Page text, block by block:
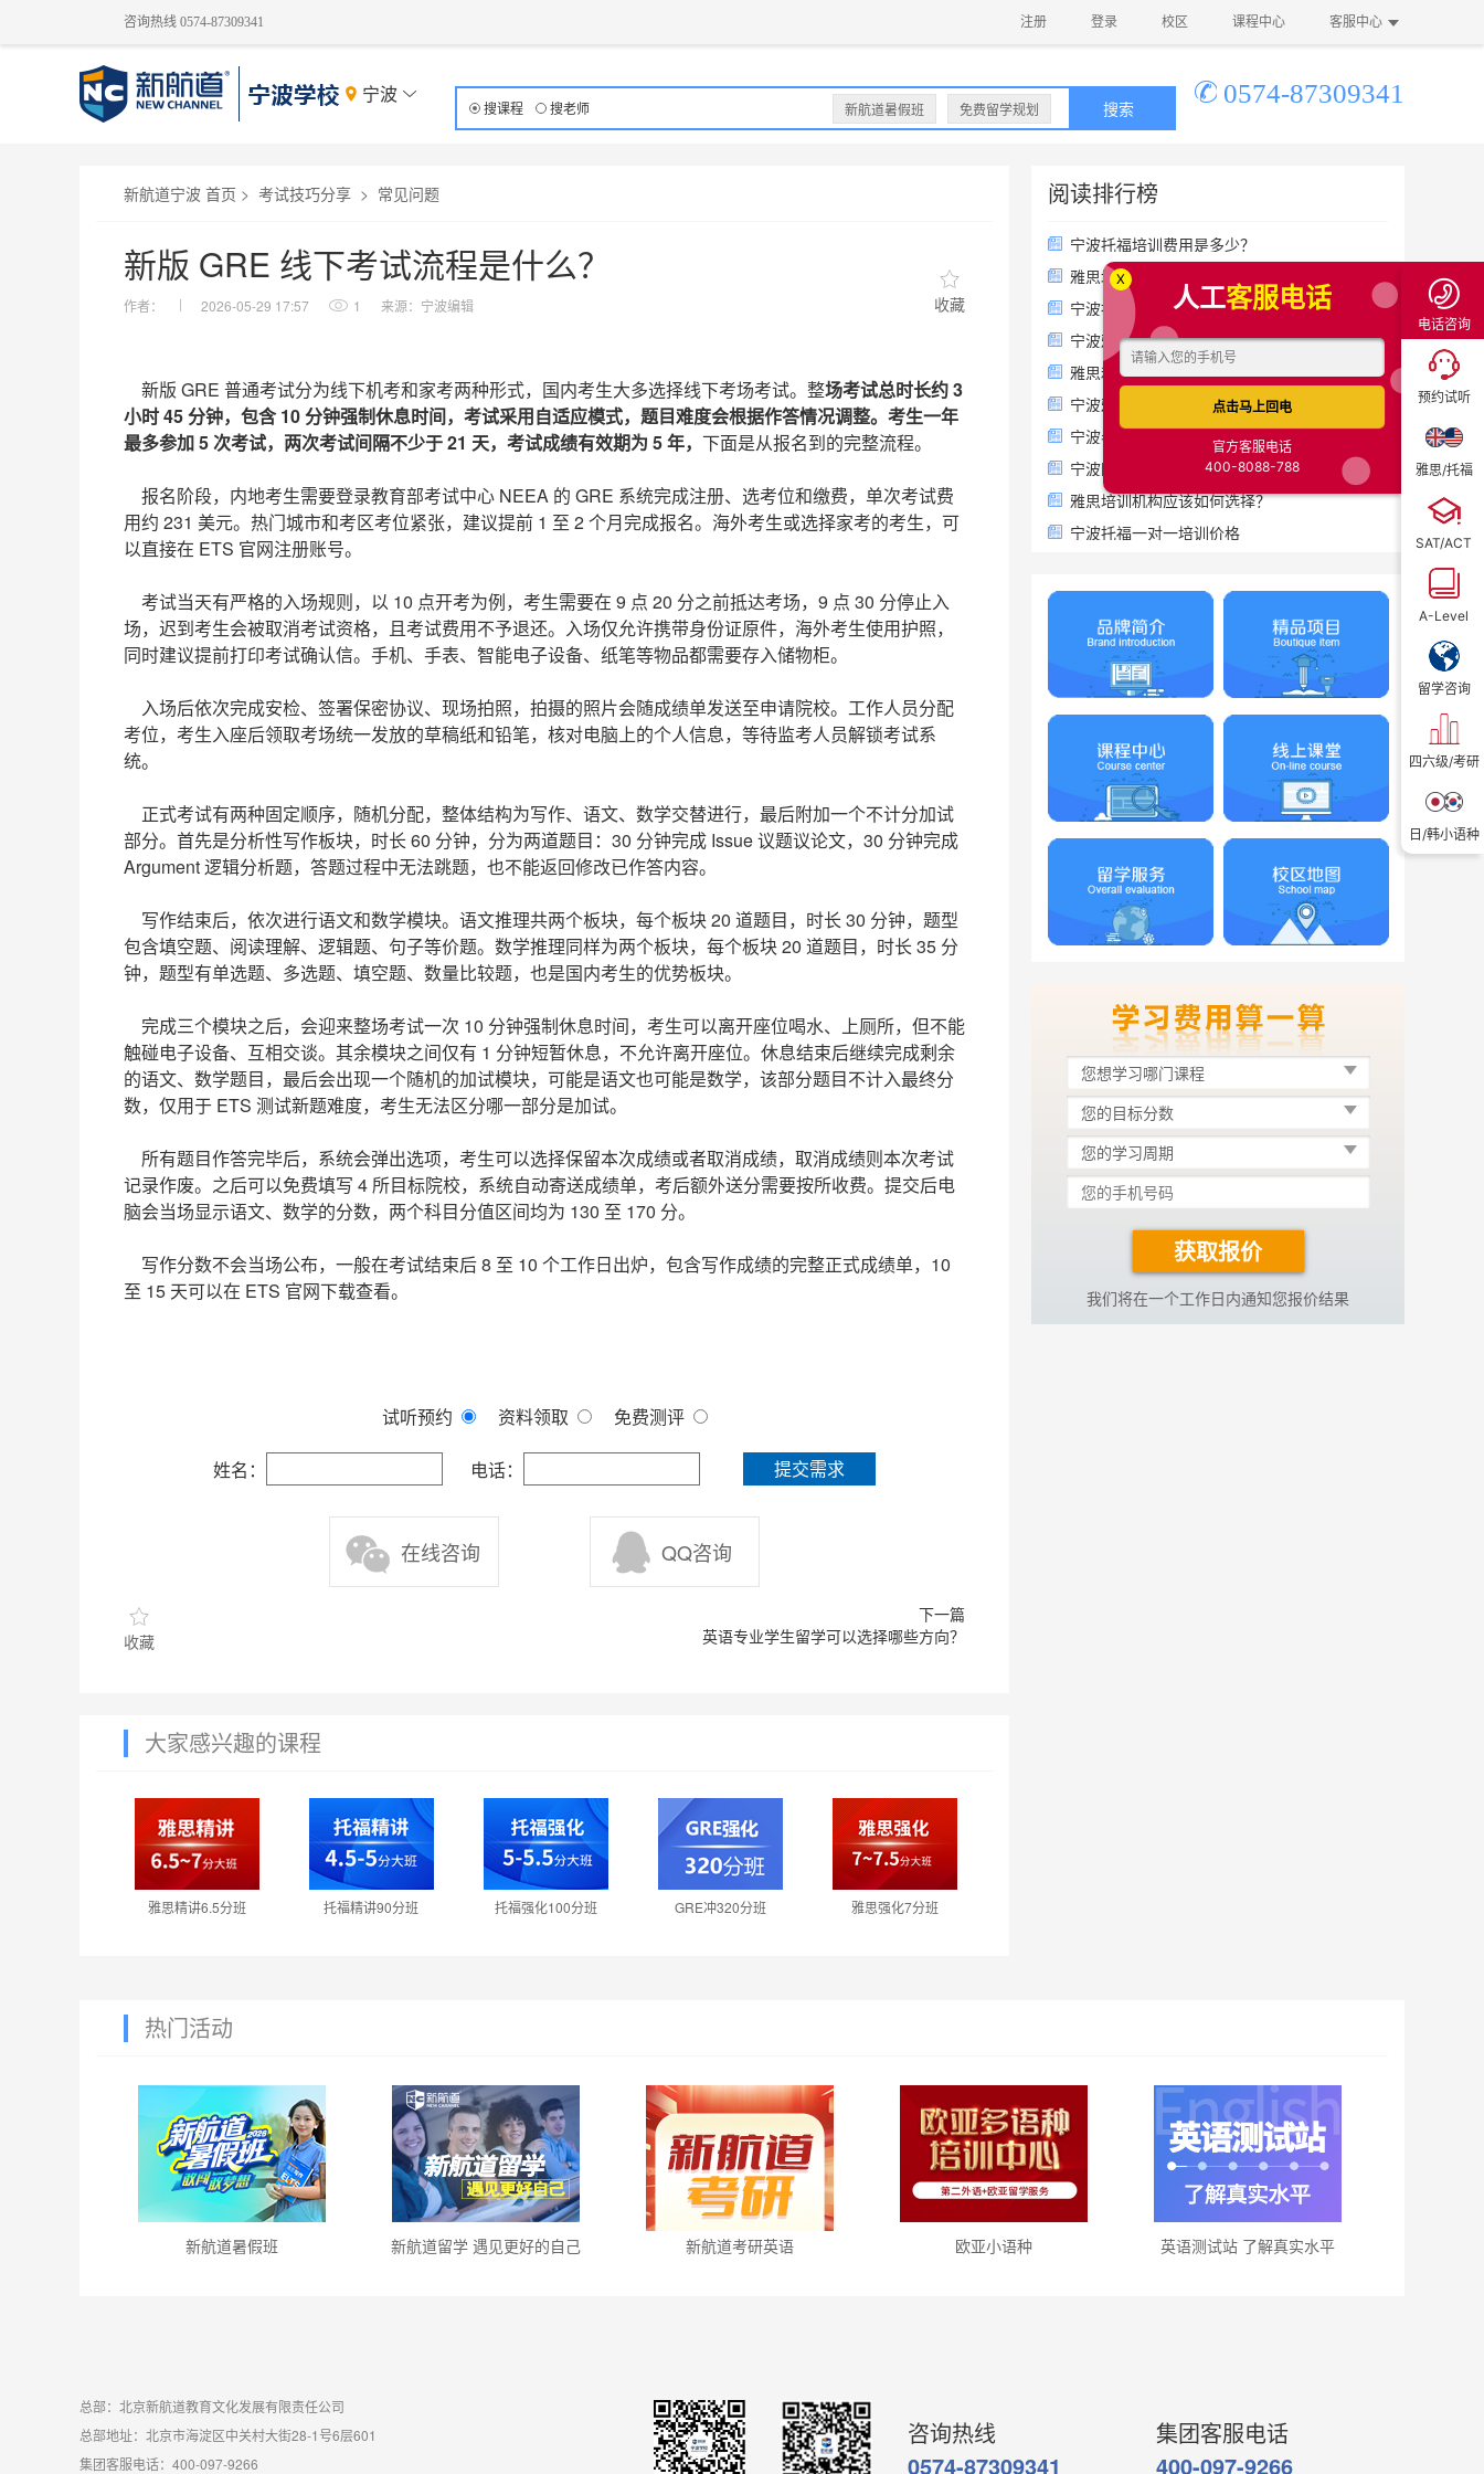
咨询热线 0574-87309341 注册 登录 校区 课程中心 客服中心
宁波
搜课程 搜老师 新航道暑假班 免费留学规划 搜索 0574-87309341
新航道宁波 首页 > 考试技巧分享 > 常见问题
新版 GRE 线下考试流程是什么？
作者： 2026-05-29 17:57 1 来源：宁波编辑 收藏
新版 GRE 普通考试分为线下机考和家考两种形式，国内考生大多选择线下考场考试。整场考试总时长约 3
小时 45 分钟，包含 10 分钟强制休息时间，考试采用自适应模式，题目难度会根据作答情况调整。考生一年
最多参加 5 次考试，两次考试间隔不少于 21 天，考试成绩有效期为 5 年， 下面是从报名到的完整流程。
报名阶段，内地考生需要登录教育部考试中心 NEEA 的 GRE 系统完成注册、选考位和缴费，单次考试费
用约 231 美元。热门城市和考区考位紧张，建议提前 1 至 2 个月完成报名。海外考生或选择家考的考生，可
以直接在 ETS 官网注册账号。
考试当天有严格的入场规则，以 10 点开考为例，考生需要在 9 点 20 分之前抵达考场，9 点 30 分停止入
场，迟到考生会被取消考试资格，且考试费用不予退还。入场仅允许携带身份证原件，海外考生使用护照，
同时建议提前打印考试确认信。手机、手表、智能电子设备、纸笔等物品都需要存入储物柜。
入场后依次完成安检、签署保密协议、现场拍照，拍摄的照片会随成绩单发送至申请院校。工作人员分配
考位，考生入座后领取考场统一发放的草稿纸和铅笔，核对电脑上的个人信息，等待监考人员解锁考试系
统。
正式考试有两种固定顺序，随机分配，整体结构为写作、语文、数学交替进行，最后附加一个不计分加试
部分。首先是分析性写作板块，时长 60 分钟，分为两道题目：30 分钟完成 Issue 议题议论文，30 分钟完成
Argument 逻辑分析题，答题过程中无法跳题，也不能返回修改已作答内容。
写作结束后，依次进行语文和数学模块。语文推理共两个板块，每个板块 20 道题目，时长 30 分钟，题型
包含填空题、阅读理解、逻辑题、句子等价题。数学推理同样为两个板块，每个板块 20 道题目，时长 35 分
钟，题型有单选题、多选题、填空题、数量比较题，也是国内考生的优势板块。
完成三个模块之后，会迎来整场考试一次 10 分钟强制休息时间，考生可以离开座位喝水、上厕所，但不能
触碰电子设备、互相交谈。其余模块之间仅有 1 分钟短暂休息，不允许离开座位。休息结束后继续完成剩余
的语文、数学题目，最后会出现一个随机的加试模块，可能是语文也可能是数学，该部分题目不计入最终分
数，仅用于 ETS 测试新题难度，考生无法区分哪一部分是加试。
所有题目作答完毕后，系统会弹出选项，考生可以选择保留本次成绩或者取消成绩，取消成绩则本次考试
记录作废。之后可以免费填写 4 所目标院校，系统自动寄送成绩单，考后额外送分需要按所收费。提交后电
脑会当场显示语文、数学的分数，两个科目分值区间均为 130 至 170 分。
写作分数不会当场公布，一般在考试结束后 8 至 10 个工作日出炉，包含写作成绩的完整正式成绩单，10
至 15 天可以在 ETS 官网下载查看。
试听预约 资料领取 免费测评
姓名： 电话： 提交需求
在线咨询 QQ咨询
收藏 英语专业学生留学可以选择哪些方向？
大家感兴趣的课程
雅思精讲6.5分班 托福精讲90分班 托福强化100分班 GRE冲320分班 雅思强化7分班
阅读排行榜
宁波托福培训费用是多少？
雅思培训费用一般多少钱
宁波托福培训哪里好？
宁波雅思培训费用
雅思和托福的区别你知道吗？
宁波雅思培训哪里好
宁波考雅思哪个培训机构好？
宁波国际高中排名一览
雅思培训机构应该如何选择？
宁波托福一对一培训价格
您想学习哪门课程
您的目标分数
您的学习周期
获取报价
我们将在一个工作日内通知您报价结果
热门活动
新航道暑假班 新航道留学 遇见更好的自己 新航道考研英语 欧亚小语种 英语测试站 了解真实水平
总部：北京新航道教育文化发展有限责任公司
总部地址：北京市海淀区中关村大街28-1号6层601
集团客服电话：400-097-9266
咨询热线
0574-87309341
集团客服电话
400-097-9266
下一步
立即登录
电话咨询
预约试听
雅思/托福
SAT/ACT
A-Level
留学咨询
四六级/考研
日/韩小语种
X
人工客服电话
点击马上回电
官方客服电话
400-8088-788